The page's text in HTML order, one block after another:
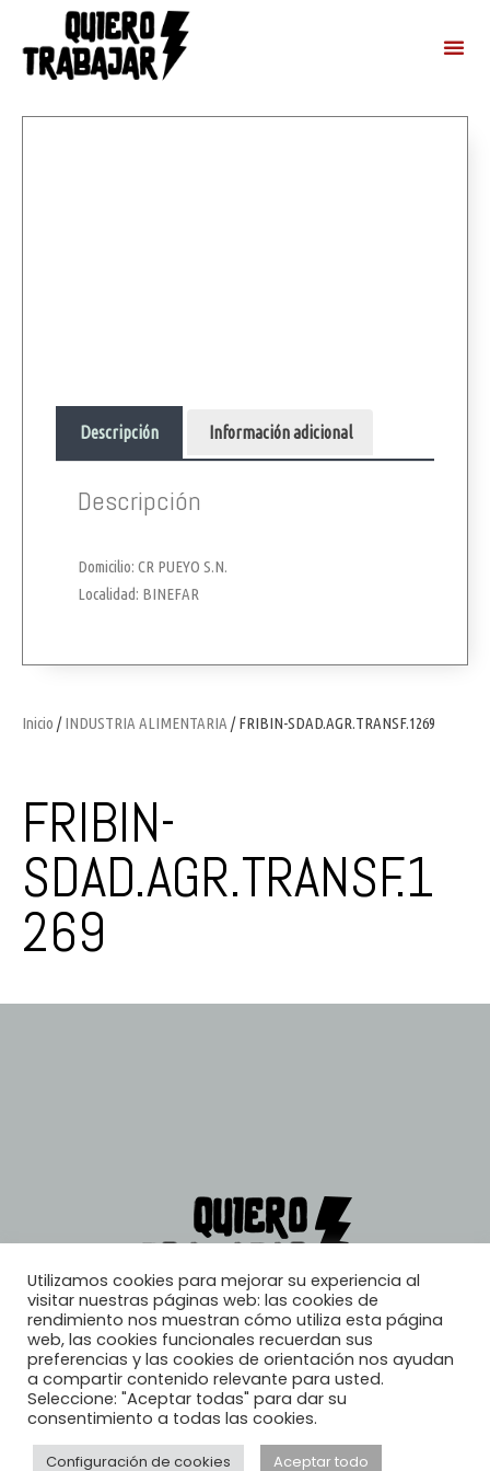
Inicio /INDUSTRIA ALIMENTARIA / FRIBIN-SDAD.AGR.TRANSF.1269
FRIBIN-
SDAD.AGR.TRANSF.1
269
Descripción Información adicional
Descripción
Domicilio: CR PUEYO S.N.
Localidad: BINEFAR
© 2026, Quiero Trabajar
Utilizamos cookies para mejorar su experiencia al
visitar nuestras páginas web: las cookies de
rendimiento nos muestran cómo utiliza esta página
web, las cookies funcionales recuerdan sus
preferencias y las cookies de orientación nos ayudan
a compartir contenido relevante para usted.
Seleccione: "Aceptar todas" para dar su
consentimiento a todas las cookies.
Configuración de cookies Aceptar todo